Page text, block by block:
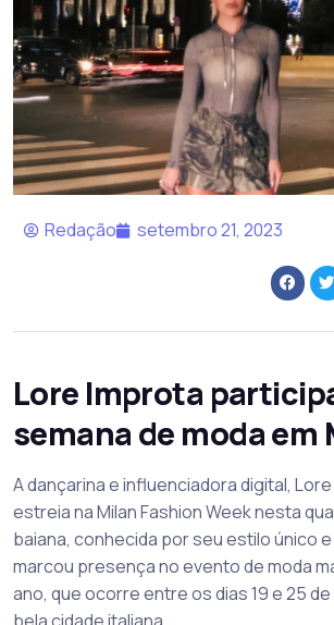
Redação setembro 21, 2023
Lore Improta
semana de moda em
A dançarina e influenciadora digital,
estreia na Milan Fashion Week nesta
baiana, conhecida por seu estilo único
marcou presença no evento de moda
ano, que ocorre entre os dias 19 e 25